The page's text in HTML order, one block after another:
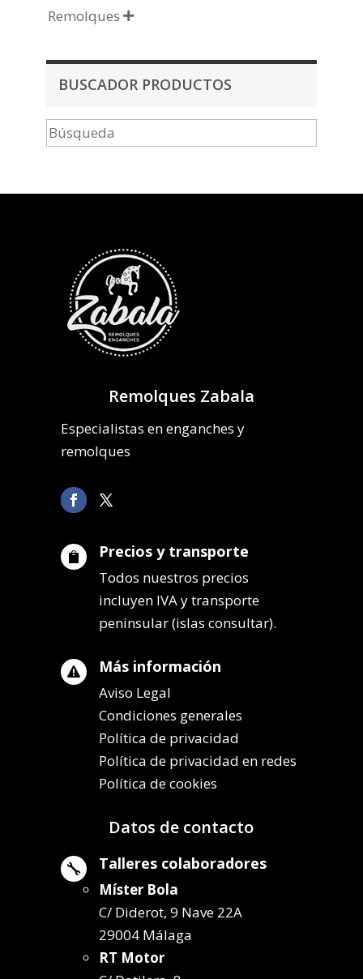
Remolques 
BUSCADOR PRODUCTOS
Remolques Zabala
Especialistas en enganches y
remolques
 Precios y transporte
Todos nuestros precios
incluyen IVA y transporte
peninsular (islas consultar).
 Más información
Aviso Legal
Condiciones generales
Política de privacidad
Política de privacidad en redes
Política de cookies
Datos de contacto
 Talleres colaboradores
Míster Bola
C/ Diderot, 9 Nave 22A
29004 Málaga
RT Motor